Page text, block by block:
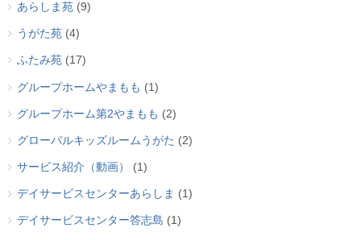
あらしま苑 (9)
うがた苑 (4)
ふたみ苑 (17)
グループホームやまもも (1)
グループホーム第2やまもも (2)
グローバルキッズルームうがた (2)
サービス紹介（動画） (1)
デイサービスセンターあらしま (1)
デイサービスセンター答志島 (1)